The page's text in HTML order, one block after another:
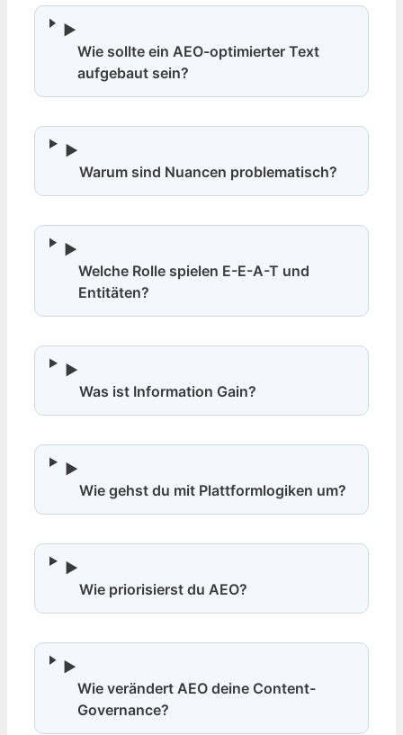
▶
Wie sollte ein AEO-optimierter Text
aufgebaut sein?
▶
Warum sind Nuancen problematisch?
▶
Welche Rolle spielen E-E-A-T und
Entitäten?
▶
Was ist Information Gain?
▶
Wie gehst du mit Plattformlogiken um?
▶
Wie priorisierst du AEO?
▶
Wie verändert AEO deine Content-
Governance?